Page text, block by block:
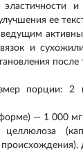
эластичности
ее
и
после
порции: 2
— 1 000 мг
целлюлоза